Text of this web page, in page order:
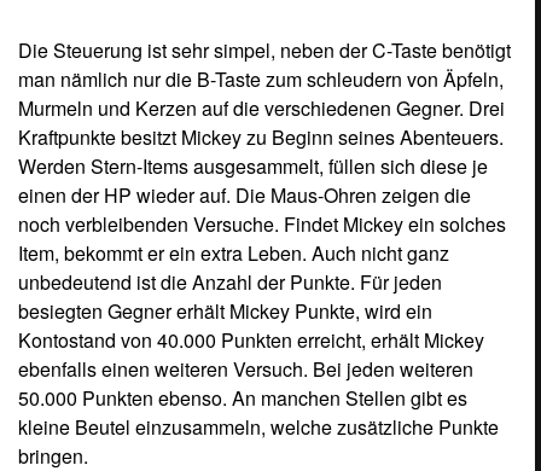
Die Steuerung ist sehr simpel, neben der C-Taste benötigt
man nämlich nur die B-Taste zum schleudern von Äpfeln,
Murmeln und Kerzen auf die verschiedenen Gegner. Drei
Kraftpunkte besitzt Mickey zu Beginn seines Abenteuers.
Werden Stern-Items ausgesammelt, füllen sich diese je
einen der HP wieder auf. Die Maus-Ohren zeigen die
noch verbleibenden Versuche. Findet Mickey ein solches
Item, bekommt er ein extra Leben. Auch nicht ganz
unbedeutend ist die Anzahl der Punkte. Für jeden
besiegten Gegner erhält Mickey Punkte, wird ein
Kontostand von 40.000 Punkten erreicht, erhält Mickey
ebenfalls einen weiteren Versuch. Bei jeden weiteren
50.000 Punkten ebenso. An manchen Stellen gibt es
kleine Beutel einzusammeln, welche zusätzliche Punkte
bringen.